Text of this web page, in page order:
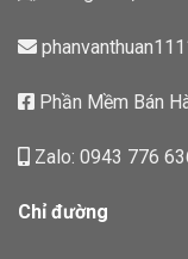
Phần Mềm Bán
Zalo: 0943 776
Chỉ đường